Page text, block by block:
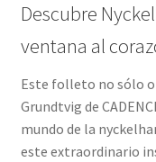
Descubre
ventana al
Este folleto no sólo
Grundtvig de
mundo de la
este extraordinario